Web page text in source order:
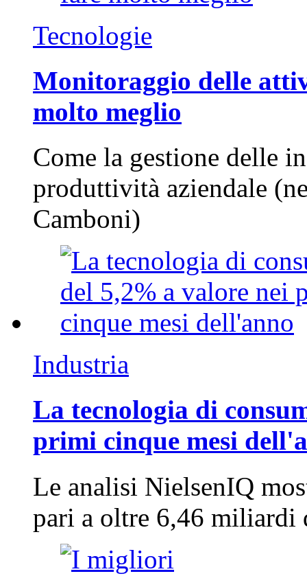
Tecnologie
Monitoraggio delle
molto meglio
Come la gestione delle
produttività aziendale
Camboni)
Industria
La tecnologia di
primi cinque mesi
Le analisi NielsenIQ
pari a oltre 6,46